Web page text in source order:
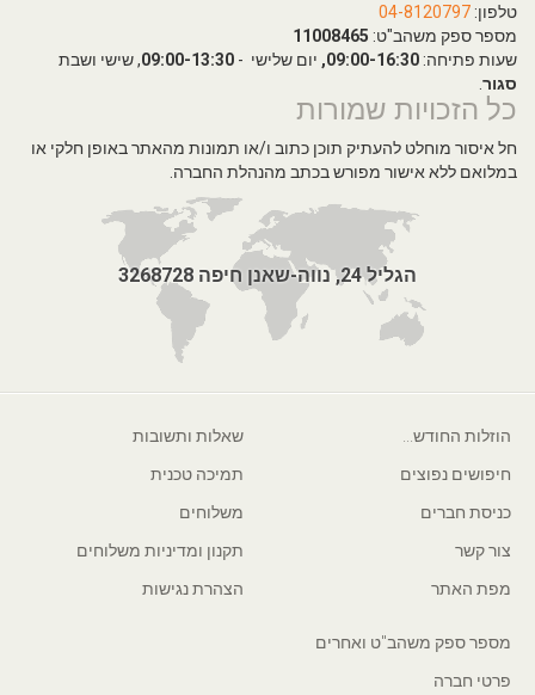
טלפון: 04-8120797
מספר ספק משהב"ט: 11008465
שעות פתיחה: 09:00-16:30, יום שלישי - 09:00-13:30, שישי ושבת
סגור
כל הזכויות שמורות
חל איסור מוחלט להעתיק תוכן כתוב ו/או תמונות מהאתר באופן חלקי או
במלואם ללא אישור מפורש בכתב מהנהלת החברה.
הגליל 24, נווה-שאנן חיפה 3268728
הוזלות החודש...
חיפושים נפוצים
כניסת חברים
צור קשר
מפת האתר
שאלות ותשובות
תמיכה טכנית
משלוחים
תקנון ומדיניות משלוחים
הצהרת נגישות
מספר ספק משהב"ט ואחרים
פרטי חברה